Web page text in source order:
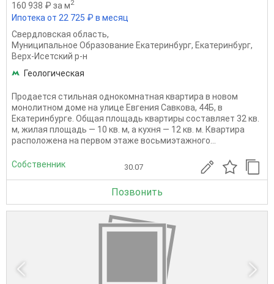
160 938 ₽ за м2
Ипотека от 22 725 ₽ в месяц
Свердловская область,
Муниципальное Образование Екатеринбург, Екатеринбург,
Верх-Исетский р-н
Геологическая
Продается стильная однокомнатная квартира в новом
монолитном доме на улице Евгения Савкова, 44Б, в
Екатеринбурге. Общая площадь квартиры составляет 32 кв.
м, жилая площадь — 10 кв. м, а кухня — 12 кв. м. Квартира
расположена на первом этаже восьмиэтажного...
Собственник 30.07
Позвонить